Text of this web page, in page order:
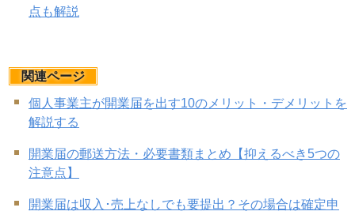
点も解説
関連ページ
個人事業主が開業届を出す10のメリット・デメリットを
解説する
開業届の郵送方法・必要書類まとめ【抑えるべき5つの
注意点】
開業届は収入･売上なしでも要提出？その場合は確定申